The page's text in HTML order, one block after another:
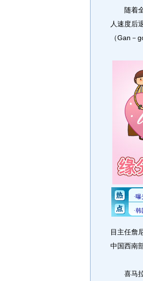
随着全
人速度后
（Gan－
目主任詹
中国西南
喜马拉